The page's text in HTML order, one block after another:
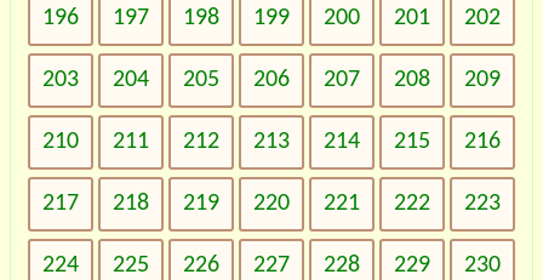
196 197 198 199 200 201 202
203 204 205 206 207 208 209
210 211 212 213 214 215 216
217 218 219 220 221 222 223
224 225 226 227 228 229 230